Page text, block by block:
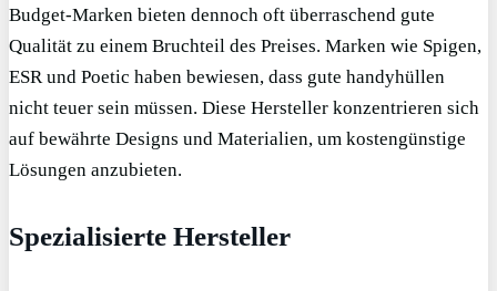
Budget-Marken bieten dennoch oft überraschend gute
Qualität zu einem Bruchteil des Preises. Marken wie Spigen,
ESR und Poetic haben bewiesen, dass gute handyhüllen
nicht teuer sein müssen. Diese Hersteller konzentrieren sich
auf bewährte Designs und Materialien, um kostengünstige
Lösungen anzubieten.
Spezialisierte Hersteller